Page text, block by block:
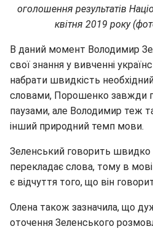
оголошення результатів
квітня 2019 року
В даний момент Володимир
свої знання у вивченні
набрати швидкість
словами, Порошенко завжди
паузами, але Володимир теж
інший природний темп мови.
Зеленський говорить швидко
перекладає слова, тому в
є відчуття того, що він
Олена також зазначила, що
оточення Зеленського